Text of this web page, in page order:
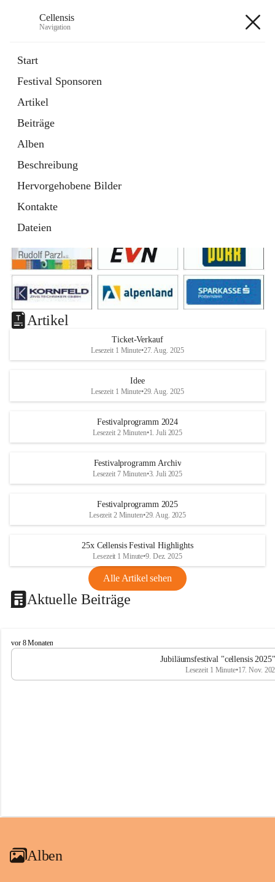
Cellensis
Navigation
Start
Festival Sponsoren
Artikel
Beiträge
Alben
Beschreibung
Hervorgehobene Bilder
Kontakte
Dateien
Festival Sponsoren
Artikel
Ticket-Verkauf
Lesezeit 1 Minute•27. Aug. 2025
Idee
Lesezeit 1 Minute•29. Aug. 2025
Festivalprogramm 2024
Lesezeit 2 Minuten•1. Juli 2025
Festivalprogramm Archiv
Lesezeit 7 Minuten•3. Juli 2025
Festivalprogramm 2025
Lesezeit 2 Minuten•29. Aug. 2025
25x Cellensis Festival Highlights
Lesezeit 1 Minute•9. Dez. 2025
Alle Artikel sehen
Aktuelle Beiträge
C
e
l
vor 8 Monaten
Jubiläumsfestival "cellensis
Lesezeit 1 Minute•17. Nov.
Alben